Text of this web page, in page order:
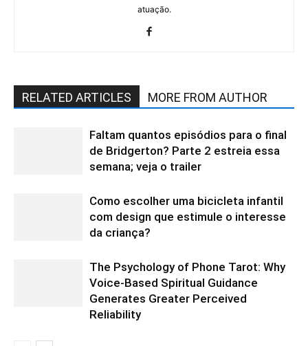
atuação.
RELATED ARTICLES MORE FROM AUTHOR
Faltam quantos episódios para o final
de Bridgerton? Parte 2 estreia essa
semana; veja o trailer
Como escolher uma bicicleta infantil
com design que estimule o interesse
da criança?
The Psychology of Phone Tarot: Why
Voice-Based Spiritual Guidance
Generates Greater Perceived
Reliability